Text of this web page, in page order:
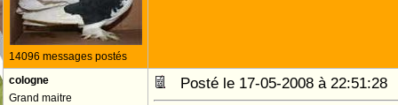
14096 messages postés
cologne
Grand maitre
Posté le 17-05-2008 à